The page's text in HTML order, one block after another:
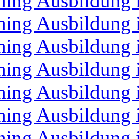
Ausbildung
Ausbildung
Ausbildung
Ausbildung